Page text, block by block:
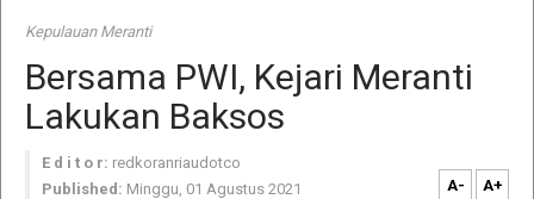
Kepulauan Meranti
Bersama PWI, Kejari Meranti
Lakukan Baksos
E d i t o r: redkoranriaudotco
Published: Minggu, 01 Agustus 2021 A- A+